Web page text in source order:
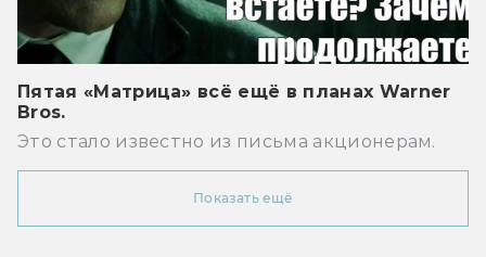
Пятая «Матрица» всё ещё в планах Warner
Bros.
Это стало известно из письма акционерам.
Показать ещё